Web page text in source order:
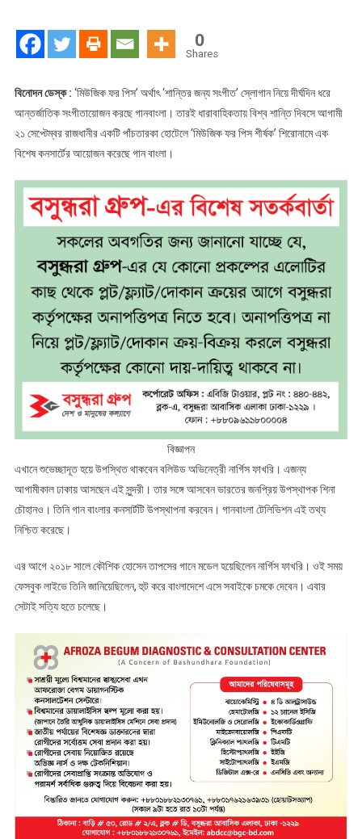
শিনা
চৌহান
0
Shares
বিনোদন ডেস্ক : ‘মিউজিক ফর পিস’ অর্থাৎ ‘শান্তির জন্য সংগীত’ স্লোগান নিয়ে দীর্ঘদিন ধরে
আন্তর্জাতিক সংগীতায়োজন করছে গানবাংলা। তারই ধারাবাহিকতায় বিশ্ব শান্তি দিবসে আগামী
২১ সেপ্টেম্বর রাজধানীর একটি পাঁচতারকা হোটেলে ‘মিউজিক ফর পিস শীর্ষক’ শিরোনামে এক
বিশেষ কনসার্টের আয়োজন করেছে গান বাংলা।
বিজ্ঞাপন
এখানে শুভেচ্ছাদূত হয়ে উপস্থিত থাকবেন বলিউড অভিনেত্রী নার্গিস ফাখরি। এজন্য
আগামীকাল ঢাকায় আসছেন এই সুন্দরী। তার সঙ্গে আসবেন ভারতের জনপ্রিয় উপস্থাপক শিনা
চৌহানও। তিনি গান বাংলার কনসার্টটি উপস্থাপনা করবেন। গানবাংলা টেলিভিশন এই তথ্য
নিশ্চিত করেছে।
এর আগে ২০১৮ সালে কৌশিক হোসেন তাপসের গানে মডেল হয়েছিলেন নার্গিস ফাখরি। ওই সময়
ফেসবুক লাইভে তিনি জানিয়েছিলেন, হুট করে বাংলাদেশে এসে সবাইকে চমকে দেবেন। এবার
সেটাই সত্যি হতে চলেছে।